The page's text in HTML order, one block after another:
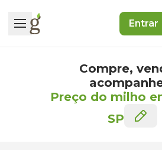
Entrar
Compre,
Preço do milho
SP